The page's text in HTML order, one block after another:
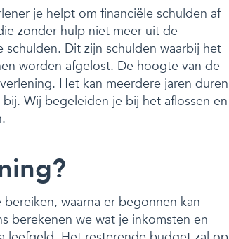
je helpt om financiële schulden af
zonder hulp niet meer uit de
Dit zijn schulden waarbij het
worden afgelost. De hoogte van de
Het kan meerdere jaren duren
Wij begeleiden je bij het aflossen en
waarna er begonnen kan
berekenen we wat je inkomsten en